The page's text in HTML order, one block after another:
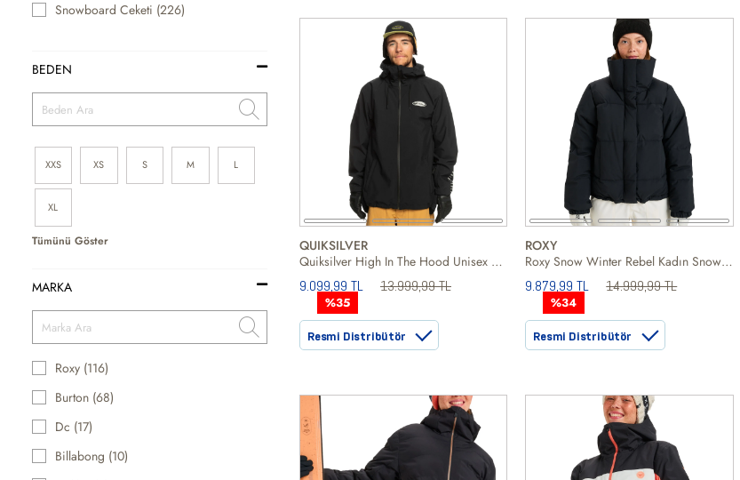
Snowboard Ceketi (226)
BEDEN
XXS XS S M L
XL
Tümünü Göster
MARKA
Roxy (116)
Burton (68)
Dc (17)
Billabong (10)
QUIKSILVER
Quiksilver High In The Hood Unisex Siyah Snowboard Ceketi
9.099,99 TL 13.999,99 TL
%35
Resmi Distribütör
ROXY
Roxy Snow Winter Rebel Kadın Snowboard Ceketi
9.879,99 TL 14.999,99 TL
%34
Resmi Distribütör